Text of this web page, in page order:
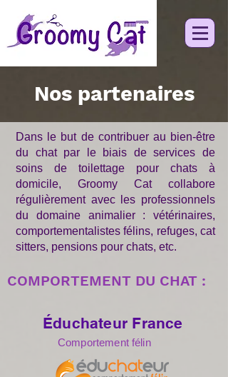
Nos partenaires
Dans le but de contribuer au bien-être
du chat par le biais de services de
soins de toilettage pour chats à
domicile, Groomy Cat collabore
régulièrement avec les professionnels
du domaine animalier : vétérinaires,
comportementalistes félins, refuges, cat
sitters, pensions pour chats, etc.
COMPORTEMENT DU CHAT :
Éduchateur France
Comportement félin